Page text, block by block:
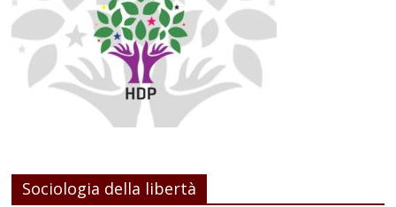
Sociologia della libertà